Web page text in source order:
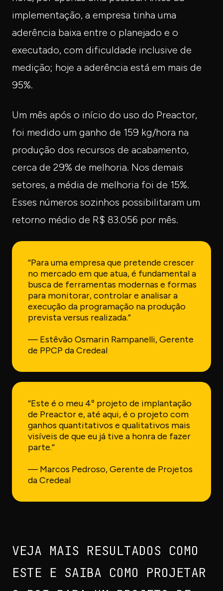
implementação, a empresa tinha uma
aderência baixa entre o planejado e o
executado, com dificuldade inclusive de
medição; hoje a aderência está em mais de
95%.
Um mês após o início do uso do Preactor,
foi medido um ganho de 159 kg/hora na
produção dos recursos de acabamento,
cerca de 29% de melhoria. Nos demais
setores, a média de melhoria foi de 15%.
Esses números sozinhos possibilitaram um
retorno médio de R$ 83.056 por mês.
“Para uma empresa que pretende crescer
no mercado em que atua, é fundamental a
busca de ferramentas modernas e formas
para monitorar, controlar e analisar a
execução da programação na produção
prevista versus realizada.”
— Estêvão Osmarin Rampanelli, Gerente
de PPCP da Credeal
“Este é o meu 4º projeto de implantação
de Preactor e, até aqui, é o projeto com
ganhos quantitativos e qualitativos mais
visíveis de que eu já tive a honra de fazer
parte.”
— Marcos Pedroso, Gerente de Projetos
da Credeal
VEJA MAIS RESULTADOS COMO
ESTE E SAIBA COMO PROJETAR